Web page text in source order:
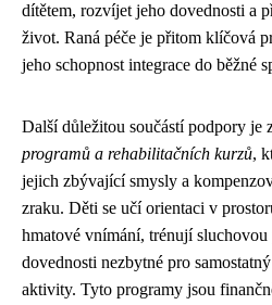
dítětem, rozvíjet jeho dovednosti a
život. Raná péče je přitom klíčová
jeho schopnost integrace do běžné
Další důležitou součástí podpory je
programů a rehabilitačních kurzů,
jejich zbývající smysly a
zraku. Děti se učí orientaci v
hmatové vnímání, trénují
dovednosti nezbytné pro
aktivity. Tyto programy jsou